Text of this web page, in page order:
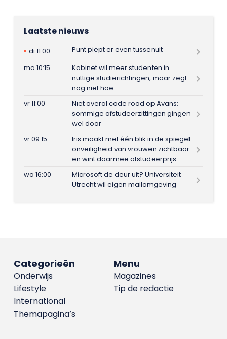
Laatste nieuws
di 11:00
Punt piept er even tussenuit
ma 10:15
Kabinet wil meer studenten in
nuttige studierichtingen, maar zegt
nog niet hoe
vr 11:00
Niet overal code rood op Avans:
sommige afstudeerzittingen gingen
wel door
vr 09:15
Iris maakt met één blik in de spiegel
onveiligheid van vrouwen zichtbaar
en wint daarmee afstudeerprijs
wo 16:00
Microsoft de deur uit? Universiteit
Utrecht wil eigen mailomgeving
Menu
Magazines
Tip de redactie
Categorieën
Onderwijs
Lifestyle
International
Themapagina’s